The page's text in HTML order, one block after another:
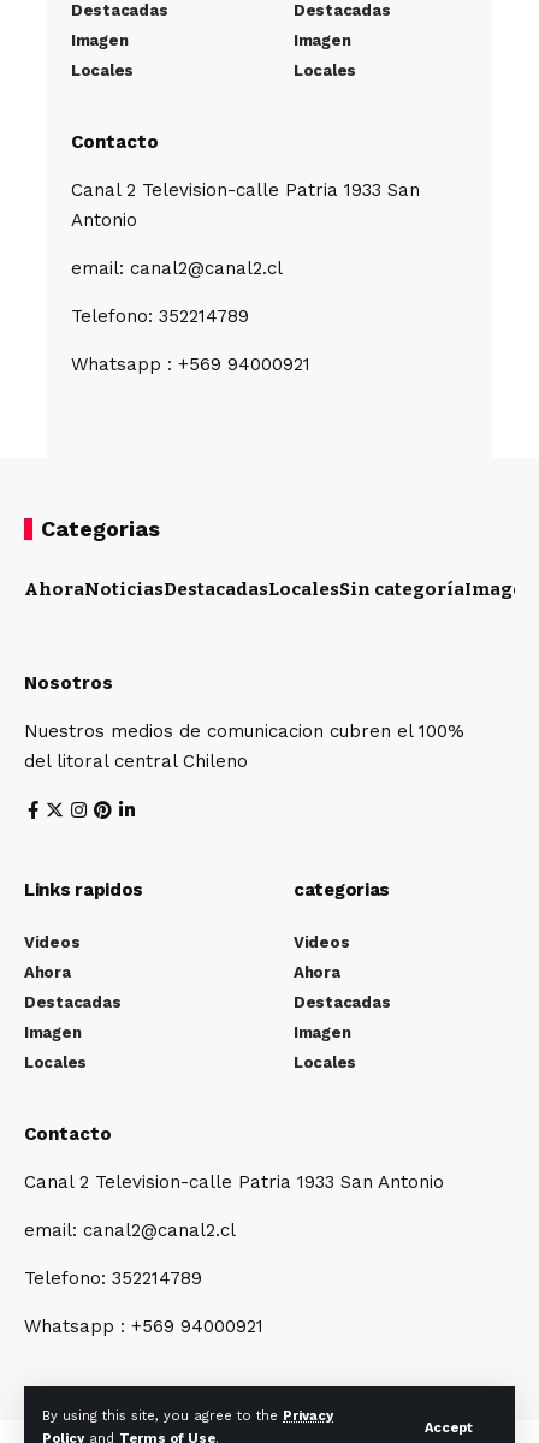
By using this site, you agree to the Privacy
Policyand Terms of Use.
Accept
Destacadas
Imagen
Locales
Destacadas
Imagen
Locales
Contacto
Canal 2 Television-calle Patria 1933 San
Antonio
email: canal2@canal2.cl
Telefono: 352214789
Whatsapp : +569 94000921
Categorias
AhoraNoticiasDestacadasLocalesSin categoríaImagen
Nosotros
Nuestros medios de comunicacion cubren el 100%
del litoral central Chileno
Links rapidos
Videos
Ahora
Destacadas
Imagen
Locales
categorias
Videos
Ahora
Destacadas
Imagen
Locales
Contacto
Canal 2 Television-calle Patria 1933 San Antonio
email: canal2@canal2.cl
Telefono: 352214789
Whatsapp : +569 94000921